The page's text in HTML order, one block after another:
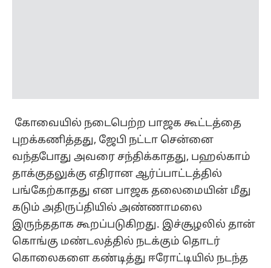
கோவையில் நடைபெற்ற பாஜக கூட்டத்தை
புறக்கணித்தது, ஜேபி நட்டா சென்னை
வந்தபோது அவரை சந்திக்காதது, பஹல்காம்
தாக்குதலுக்கு எதிரான ஆர்ப்பாட்டத்தில்
பங்கேற்காதது என பாஜக தலைமையின் மீது
கடும் அதிருப்தியில் அண்ணாமலை
இருந்ததாக கூறப்படுகிறது. இச்சூழலில் தான்
கொங்கு மண்டலத்தில் நடக்கும் தொடர்
கொலைகளை கண்டித்து ஈரோட்டியில் நடந்த